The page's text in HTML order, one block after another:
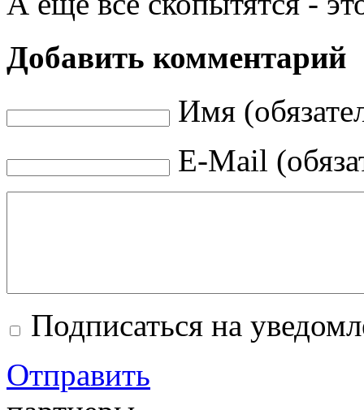
Добавить комментарий
Имя
E-Mail
Подписаться на
Отправить